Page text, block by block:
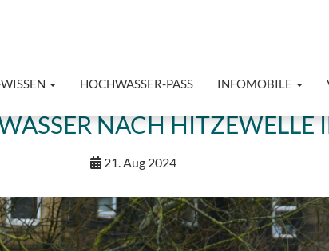
HOCHWASSER-PASS INFOMOBILE
NACH HITZEWELLE
21. Aug 2024